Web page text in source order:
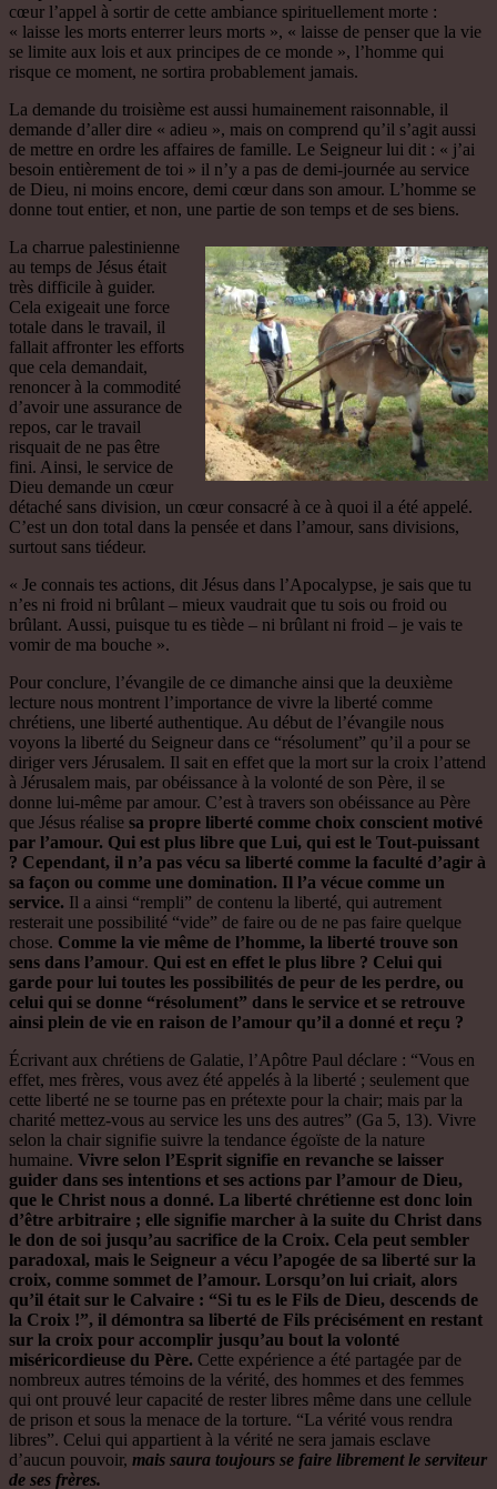
cœur l’appel à sortir de cette ambiance spirituellement morte :
« laisse les morts enterrer leurs morts », « laisse de penser que la vie
se limite aux lois et aux principes de ce monde », l’homme qui
risque ce moment, ne sortira probablement jamais.
La demande du troisième est aussi humainement raisonnable, il
demande d’aller dire « adieu », mais on comprend qu’il s’agit aussi
de mettre en ordre les affaires de famille. Le Seigneur lui dit : « j’ai
besoin entièrement de toi » il n’y a pas de demi-journée au service
de Dieu, ni moins encore, demi cœur dans son amour. L’homme se
donne tout entier, et non, une partie de son temps et de ses biens.
La charrue palestinienne
au temps de Jésus était
très difficile à guider.
Cela exigeait une force
totale dans le travail, il
fallait affronter les efforts
que cela demandait,
renoncer à la commodité
d’avoir une assurance de
repos, car le travail
risquait de ne pas être
fini. Ainsi, le service de
Dieu demande un cœur
détaché sans division, un cœur consacré à ce à quoi il a été appelé.
C’est un don total dans la pensée et dans l’amour, sans divisions,
surtout sans tiédeur.
« Je connais tes actions, dit Jésus dans l’Apocalypse, je sais que tu
n’es ni froid ni brûlant – mieux vaudrait que tu sois ou froid ou
brûlant. Aussi, puisque tu es tiède – ni brûlant ni froid – je vais te
vomir de ma bouche ».
Pour conclure, l’évangile de ce dimanche ainsi que la deuxième
lecture nous montrent l’importance de vivre la liberté comme
chrétiens, une liberté authentique. Au début de l’évangile nous
voyons la liberté du Seigneur dans ce “résolument” qu’il a pour se
diriger vers Jérusalem. Il sait en effet que la mort sur la croix l’attend
à Jérusalem mais, par obéissance à la volonté de son Père, il se
donne lui-même par amour. C’est à travers son obéissance au Père
que Jésus réalise sa propre liberté comme choix conscient motivé
par l’amour. Qui est plus libre que Lui, qui est le Tout-puissant
? Cependant, il n’a pas vécu sa liberté comme la faculté d’agir à
sa façon ou comme une domination. Il l’a vécue comme un
service. Il a ainsi “rempli” de contenu la liberté, qui autrement
resterait une possibilité “vide” de faire ou de ne pas faire quelque
chose. Comme la vie même de l’homme, la liberté trouve son
sens dans l’amour. Qui est en effet le plus libre ? Celui qui
garde pour lui toutes les possibilités de peur de les perdre, ou
celui qui se donne “résolument” dans le service et se retrouve
ainsi plein de vie en raison de l’amour qu’il a donné et reçu ?
Écrivant aux chrétiens de Galatie, l’Apôtre Paul déclare : “Vous en
effet, mes frères, vous avez été appelés à la liberté ; seulement que
cette liberté ne se tourne pas en prétexte pour la chair; mais par la
charité mettez-vous au service les uns des autres” (Ga 5, 13). Vivre
selon la chair signifie suivre la tendance égoïste de la nature
humaine. Vivre selon l’Esprit signifie en revanche se laisser
guider dans ses intentions et ses actions par l’amour de Dieu,
que le Christ nous a donné. La liberté chrétienne est donc loin
d’être arbitraire ; elle signifie marcher à la suite du Christ dans
le don de soi jusqu’au sacrifice de la Croix. Cela peut sembler
paradoxal, mais le Seigneur a vécu l’apogée de sa liberté sur la
croix, comme sommet de l’amour. Lorsqu’on lui criait, alors
qu’il était sur le Calvaire : “Si tu es le Fils de Dieu, descends de
la Croix !”, il démontra sa liberté de Fils précisément en restant
sur la croix pour accomplir jusqu’au bout la volonté
miséricordieuse du Père. Cette expérience a été partagée par de
nombreux autres témoins de la vérité, des hommes et des femmes
qui ont prouvé leur capacité de rester libres même dans une cellule
de prison et sous la menace de la torture. “La vérité vous rendra
libres”. Celui qui appartient à la vérité ne sera jamais esclave
d’aucun pouvoir, mais saura toujours se faire librement le serviteur
de ses frères.